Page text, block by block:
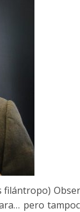
filántropo)
pero